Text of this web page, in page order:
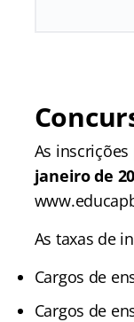
As
janeiro de
As taxas de
Cargos de
Cargos de